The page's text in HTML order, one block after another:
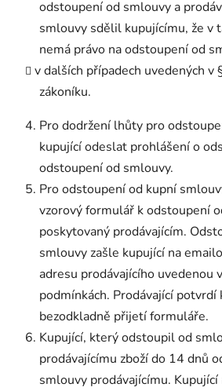
odstoupení od smlouvy a
smlouvy sdělil kupujícímu, že v
nemá právo na odstoupení od
v dalších případech uvedených v
zákoníku.
Pro dodržení lhůty pro
kupující odeslat prohlášení o
odstoupení od smlouvy.
Pro odstoupení od kupní
vzorový formulář k odstoupení
poskytovaný prodávajícím.
smlouvy zašle kupující na
adresu prodávajícího uvedenou
podmínkách. Prodávající potvrdí
bezodkladně přijetí formuláře.
Kupující, který odstoupil od
prodávajícímu zboží do 14 dnů
smlouvy prodávajícímu.